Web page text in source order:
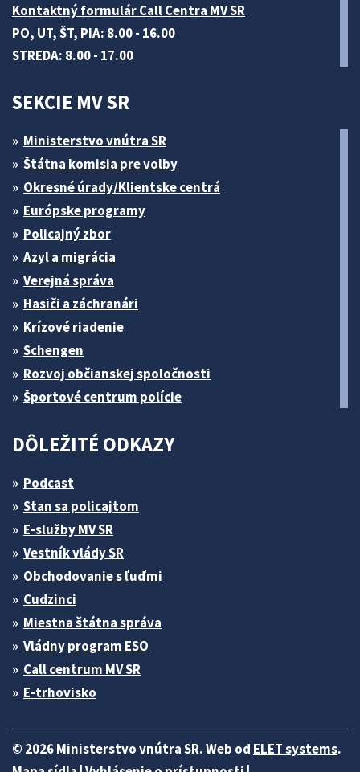
Kontaktný formulár Call Centra MV SR
PO, UT, ŠT, PIA: 8.00 - 16.00
STREDA: 8.00 - 17.00
SEKCIE MV SR
Ministerstvo vnútra SR
Štátna komisia pre volby
Okresné úrady/Klientske centrá
Európske programy
Policajný zbor
Azyl a migrácia
Verejná správa
Hasiči a záchranári
Krízové riadenie
Schengen
Rozvoj občianskej spoločnosti
Športové centrum polície
DÔLEŽITÉ ODKAZY
Podcast
Stan sa policajtom
E-služby MV SR
Vestník vlády SR
Obchodovanie s ľuďmi
Cudzinci
Miestna štátna správa
Vládny program ESO
Call centrum MV SR
E-trhovisko
© 2026 Ministerstvo vnútra SR. Web od ELET systems.